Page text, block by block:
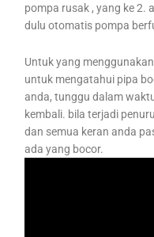
pompa rusak , yang ke 2.
dulu otomatis pompa
Untuk yang
untuk mengatahui pipa
anda, tunggu dalam
kembali. bila terjadi
dan semua keran anda
ada yang bocor.